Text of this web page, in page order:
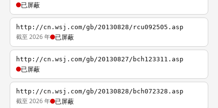
已屏蔽
http://cn.wsj.com/gb/20130828/rcu092505.asp
截至 2026 年 已屏蔽
http://cn.wsj.com/gb/20130827/bch123311.asp
已屏蔽
http://cn.wsj.com/gb/20130828/bch072328.asp
截至 2026 年 已屏蔽